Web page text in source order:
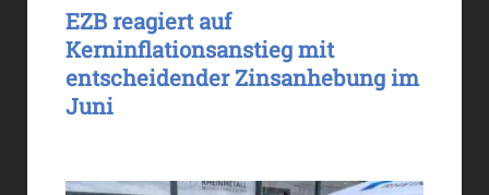
EZB reagiert auf
Kerninflationsanstieg mit
entscheidender Zinsanhebung im
Juni